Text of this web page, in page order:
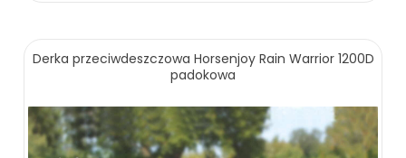
Derka przeciwdeszczowa Horsenjoy Rain Warrior 1200D
padokowa